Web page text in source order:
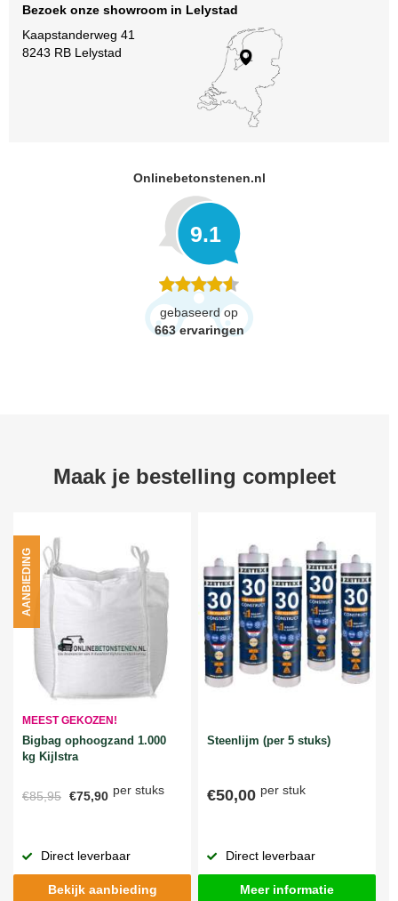
Bezoek onze showroom in Lelystad
Kaapstanderweg 41
8243 RB Lelystad
Onlinebetonstenen.nl
9.1
gebaseerd op
663 ervaringen
Maak je bestelling compleet
MEEST GEKOZEN!
Bigbag ophoogzand 1.000
kg Kijlstra
€85,95 €75,90 per stuks
AANBIEDING
Direct leverbaar
Bekijk aanbieding
Steenlijm (per 5 stuks)
€50,00 per stuk
Direct leverbaar
Meer informatie